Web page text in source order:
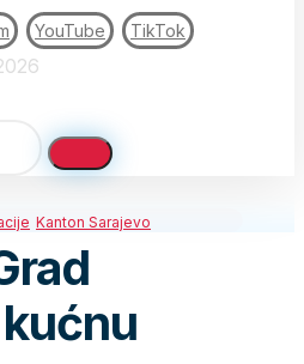
YouTube TikTok
Kanton Sarajevo